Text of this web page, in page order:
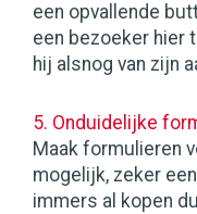
een opvallende
een bezoeker hier
hij alsnog van zijn
5. Onduidelijke
Maak formulieren
mogelijk, zeker
immers al kopen